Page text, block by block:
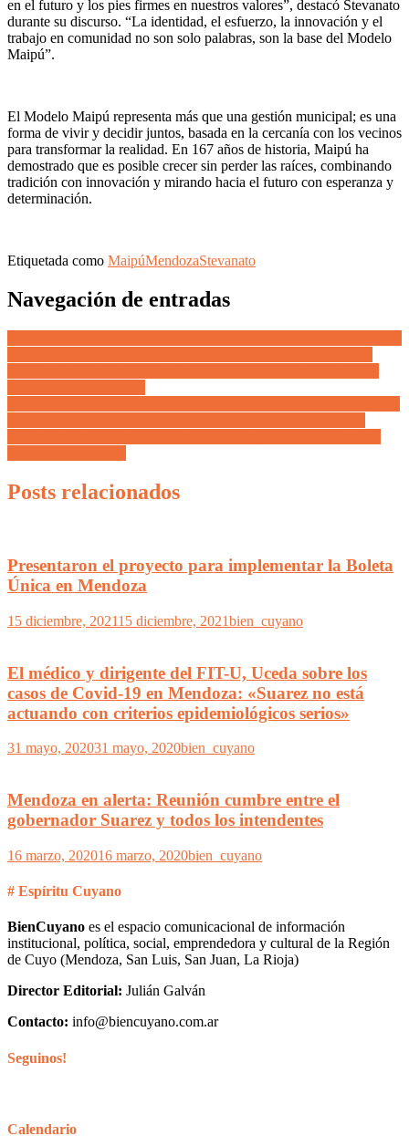
en el futuro y los pies firmes en nuestros valores”, destacó Stevanato
durante su discurso. “La identidad, el esfuerzo, la innovación y el
trabajo en comunidad no son solo palabras, son la base del Modelo
Maipú”.
El Modelo Maipú representa más que una gestión municipal; es una
forma de vivir y decidir juntos, basada en la cercanía con los vecinos
para transformar la realidad. En 167 años de historia, Maipú ha
demostrado que es posible crecer sin perder las raíces, combinando
tradición con innovación y mirando hacia el futuro con esperanza y
determinación.
Etiquetada como MaipúMendozaStevanato
Navegación de entradas
Posts relacionados
Presentaron el proyecto para implementar la Boleta
Única en Mendoza
15 diciembre, 202115 diciembre, 2021bien_cuyano
El médico y dirigente del FIT-U, Uceda sobre los
casos de Covid-19 en Mendoza: «Suarez no está
actuando con criterios epidemiológicos serios»
31 mayo, 202031 mayo, 2020bien_cuyano
Mendoza en alerta: Reunión cumbre entre el
gobernador Suarez y todos los intendentes
16 marzo, 202016 marzo, 2020bien_cuyano
# Espíritu Cuyano
BienCuyano es el espacio comunicacional de información
institucional, política, social, emprendedora y cultural de la Región
de Cuyo (Mendoza, San Luis, San Juan, La Rioja)
Director Editorial: Julián Galván
Contacto: info@biencuyano.com.ar
Seguinos!
Calendario